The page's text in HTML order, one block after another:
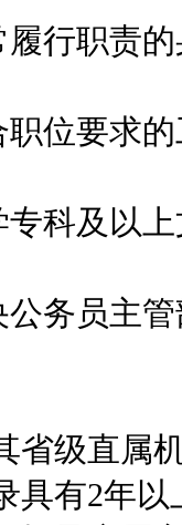
职责的
位要求的
科及以上
员主管
级直属机
具有2年